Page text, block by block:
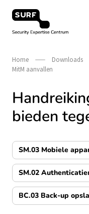
naar
Security Expertise
Home Downloads
MitM aanvallen
bieden
SM.03 Mobiele
SM.02
BC.03 Back-up